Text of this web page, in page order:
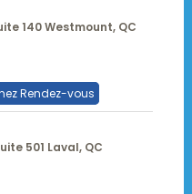
140Westmount, QC
Rendez-vous
501 Laval, QC